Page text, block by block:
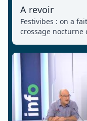
A revoir
Festivibes : on a
crossage nocturne